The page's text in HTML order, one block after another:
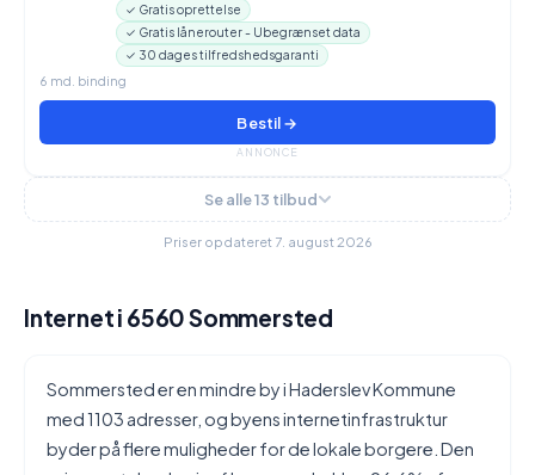
✓ Gratis oprettelse
✓ Gratis lånerouter - Ubegrænset data
✓ 30 dages tilfredshedsgaranti
6 md. binding
Bestil →
ANNONCE
Se alle 13 tilbud
Priser opdateret 7. august 2026
Internet i 6560 Sommersted
Sommersted er en mindre by i Haderslev Kommune
med 1103 adresser, og byens internetinfrastruktur
byder på flere muligheder for de lokale borgere. Den